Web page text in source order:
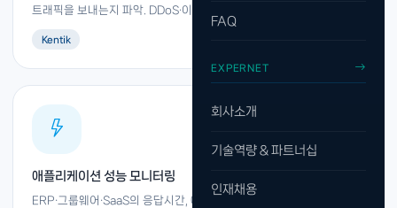
FAQ
EXPERNET
회사소개
기술역량 & 파트너십
인재채용
트래픽을 보내는지 파악. DDoS·이상 트래픽 자동 탐지.
Kentik
애플리케이션 성능 모니터링
ERP·그룹웨어·SaaS의 응답시간, 에러율, 사용자 경험을 실시간 측정.